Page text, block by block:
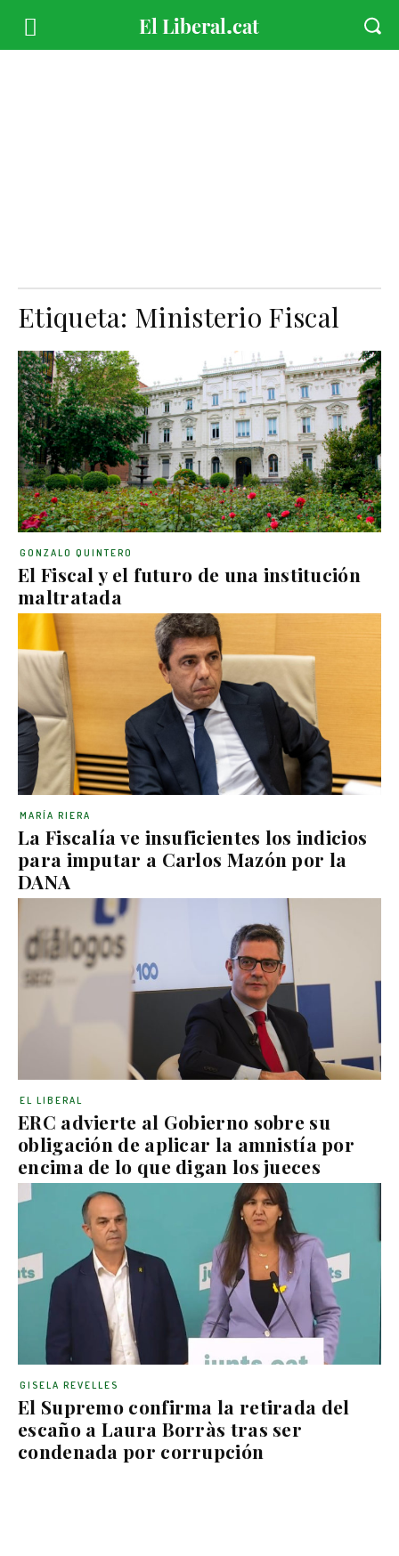
Etiqueta: Ministerio Fiscal
El Fiscal y el futuro de una institución
maltratada
GONZALO QUINTERO
La Fiscalía ve insuficientes los indicios
para imputar a Carlos Mazón por la
DANA
MARÍA RIERA
ERC advierte al Gobierno sobre su
obligación de aplicar la amnistía por
encima de lo que digan los jueces
EL LIBERAL
El Supremo confirma la retirada del
escaño a Laura Borràs tras ser
condenada por corrupción
GISELA REVELLES